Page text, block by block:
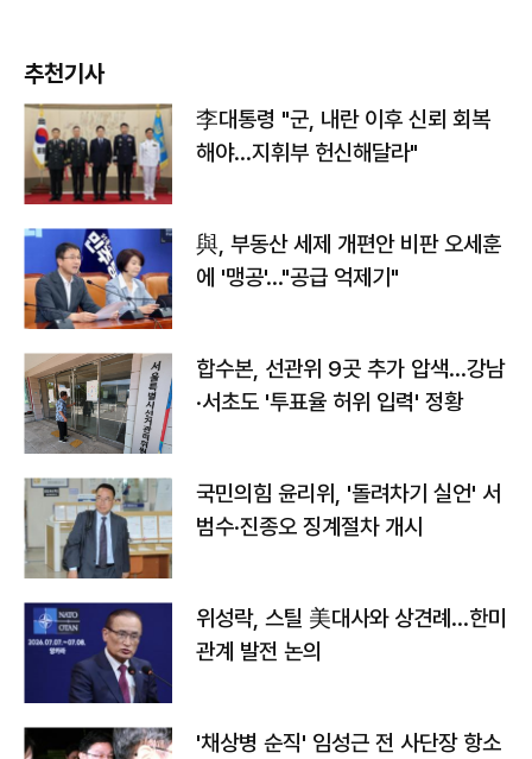
추천기사
李대통령 "군, 내란 이후 신뢰 회복
해야…지휘부 헌신해달라"
與, 부동산 세제 개편안 비판 오세훈
에 '맹공'…"공급 억제기"
합수본, 선관위 9곳 추가 압색…강남
·서초도 '투표율 허위 입력' 정황
국민의힘 윤리위, '돌려차기 실언' 서
범수·진종오 징계절차 개시
위성락, 스틸 美대사와 상견례…한미
관계 발전 논의
'채상병 순직' 임성근 전 사단장 항소